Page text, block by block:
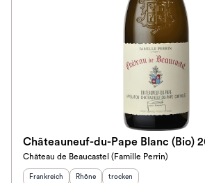
Châteauneuf-du-Pape Blanc (Bio)
Château de Beaucastel (Famille Perrin)
Herkunftsland
Frankreich Herkunftsregion:
Rhône Geschmack
trocken